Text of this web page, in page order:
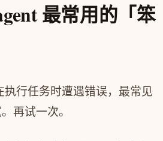
最常用的「笨
行任务时遭遇错误，最常见
再试一次。